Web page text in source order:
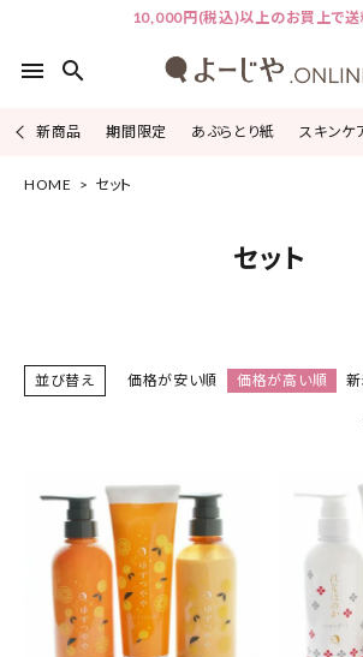
10,000円(税込)以上のお買上で送
menu search
新商品 期間限定 あぶらとり紙 スキンケ
ACCOUNT MENU
カテゴリーから探す
よーじやについて
特集
お知らせ
HOME セット
セット
並び替え 価格が安い順 価格が高い順